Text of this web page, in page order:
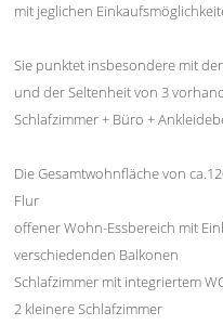
mit jeglichen
Sie punktet insbesondere mit
und der Seltenheit von 3
Schlafzimmer + Büro +
Die Gesamtwohnfläche von
Flur
offener Wohn-Essbereich mit
verschiedenden Balkonen
Schlafzimmer mit integriertem
2 kleinere Schlafzimmer